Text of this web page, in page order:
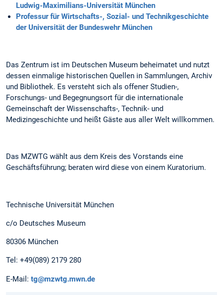
Ludwig-Maximilians-Universität München
Professur für Wirtschafts-, Sozial- und Technikgeschichte
der Universität der Bundeswehr München
Das Zentrum ist im Deutschen Museum beheimatet und nutzt
dessen einmalige historischen Quellen in Sammlungen, Archiv
und Bibliothek. Es versteht sich als offener Studien-,
Forschungs- und Begegnungsort für die internationale
Gemeinschaft der Wissenschafts-, Technik- und
Medizingeschichte und heißt Gäste aus aller Welt willkommen.
Das MZWTG wählt aus dem Kreis des Vorstands eine
Geschäftsführung; beraten wird diese von einem Kuratorium.
Technische Universität München
c/o Deutsches Museum
80306 München
Tel: +49(089) 2179 280
E-Mail: tg@mzwtg.mwn.de